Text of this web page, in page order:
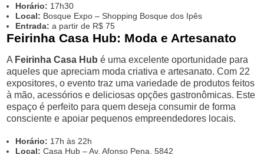
Horário: 17h30
Local: Bosque Expo – Shopping Bosque dos Ipês
Entrada: a partir de R$ 75
Feirinha Casa Hub: Moda e Artesanato
A Feirinha Casa Hub é uma excelente oportunidade para
aqueles que apreciam moda criativa e artesanato. Com 22
expositores, o evento traz uma variedade de produtos feitos
à mão, acessórios e deliciosas opções gastronômicas. Este
espaço é perfeito para quem deseja consumir de forma
consciente e apoiar pequenos empreendedores locais.
Horário: 17h às 22h
Local: Casa Hub – Av. Afonso Pena, 5842